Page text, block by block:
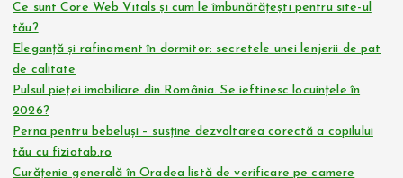
Ce sunt Core Web Vitals și cum le îmbunătățești pentru site-ul
tău?
Eleganță și rafinament în dormitor: secretele unei lenjerii de pat
de calitate
Pulsul pieței imobiliare din România. Se ieftinesc locuințele în
2026?
Perna pentru bebeluși – susține dezvoltarea corectă a copilului
tău cu fiziotab.ro
Curățenie generală în Oradea listă de verificare pe camere